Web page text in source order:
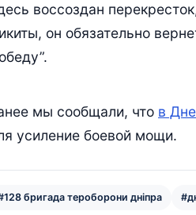
воссоздан
он обязательно
мы сообщали, что в
усиление боевой мощи.
бригада тероборони дніпра